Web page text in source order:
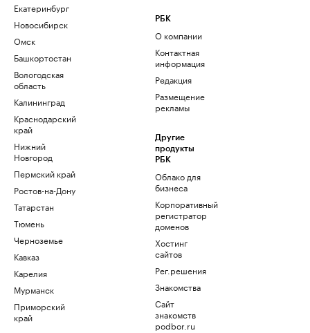
Екатеринбург
Новосибирск
Омск
Башкортостан
Вологодская
область
Калининград
Краснодарский
край
Нижний
Новгород
Пермский край
Ростов-на-Дону
Татарстан
Тюмень
Черноземье
Кавказ
Карелия
Мурманск
Приморский
край
РБК
О компании
Контактная
информация
Редакция
Размещение
рекламы
Другие
продукты
РБК
Облако для
бизнеса
Корпоративный
регистратор
доменов
Хостинг
сайтов
Рег.решения
Знакомства
Сайт
знакомств
podbor.ru